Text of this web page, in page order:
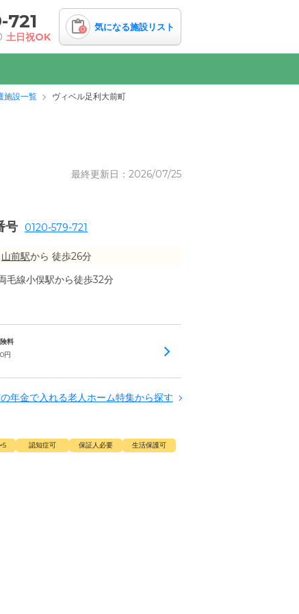
721
土日祝OK
0 気になる施設リスト
施設一覧 ヴィベル足利大前町
最終更新日：2026/07/25
号 0120-579-721
山前駅から 徒歩26分
毛線小俣駅から徒歩32分
料
円
年金で入れる老人ホーム特集から探す
5 認知症可 保証人必要
生活保護可